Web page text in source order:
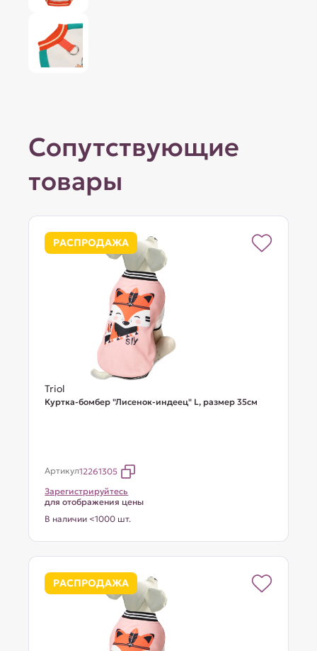
Сопутствующие
товары
РАСПРОДАЖА
Triol
Куртка-бомбер "Лисенок-индеец" L, размер 35см
Артикул12261305
Зарегистрируйтесь
для отображения цены
В наличии <1000 шт.
РАСПРОДАЖА